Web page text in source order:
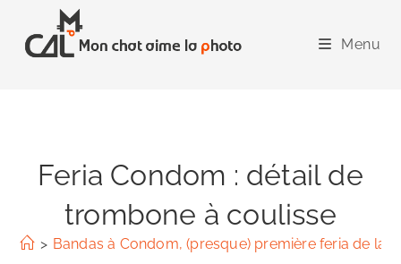
content
Menu
Feria Condom : détail de
trombone à coulisse
> Bandas à Condom, (presque) première feria de la